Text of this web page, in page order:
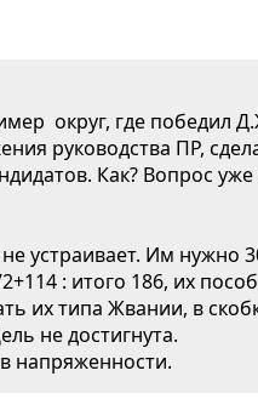
округ, где победил
руководства ПР,
Как? Вопрос
устраивает. Им нужно
: итого 186, их
их типа Жвании, в
не достигнута.
напряженности.